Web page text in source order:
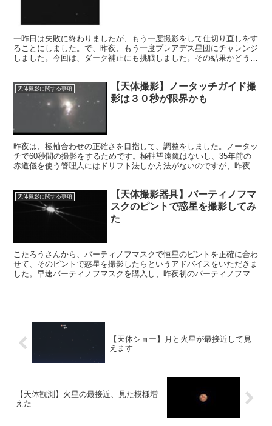
一昨日は失敗に終わりましたが、もう一度撮影をして仕切り直しをす
ることにしました。で、昨夜、もう一度プレアデス星団にチャレンジ
しました。今回は、ダーク補正にも挑戦しました。その結果かどうか
天体撮影に関する事項
【天体撮影】ノータッチガイド撮
影は３０秒が限界かも
昨夜は、極軸合わせの正確さを目指して、調整をしました。ノータッ
チで60秒間の撮影をするためです。極軸望遠鏡はないし、35年前の
赤道儀を使う管理人にはドリフト法しか方法がないのですが、昨夜は
天体撮影に関する事項
【天体撮影器具】バーティノフマ
スクのピントで惑星を撮影してみ
た
こたろうさんから、バーティノフマスクで恒星のピントを正確に合わ
せて、そのピントで惑星を撮影したらというアドバイスをいただきま
した。早速バーティノフマスクを購入し、昨夜初のバーティノフマス
【天体ショー】月と火星が最接近して見
えます
【天体観測】火星の最接近、見た模様増
えた